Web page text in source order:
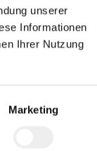
unserer
Informationen
Ihrer Nutzung
Marketing